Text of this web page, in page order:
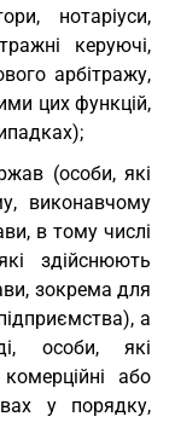
нотаріуси,
керуючі,
арбітражу,
цих функцій,
(особи, які
виконавчому
в тому числі
здійснюють
зокрема для
а
особи, які
або
у порядку,